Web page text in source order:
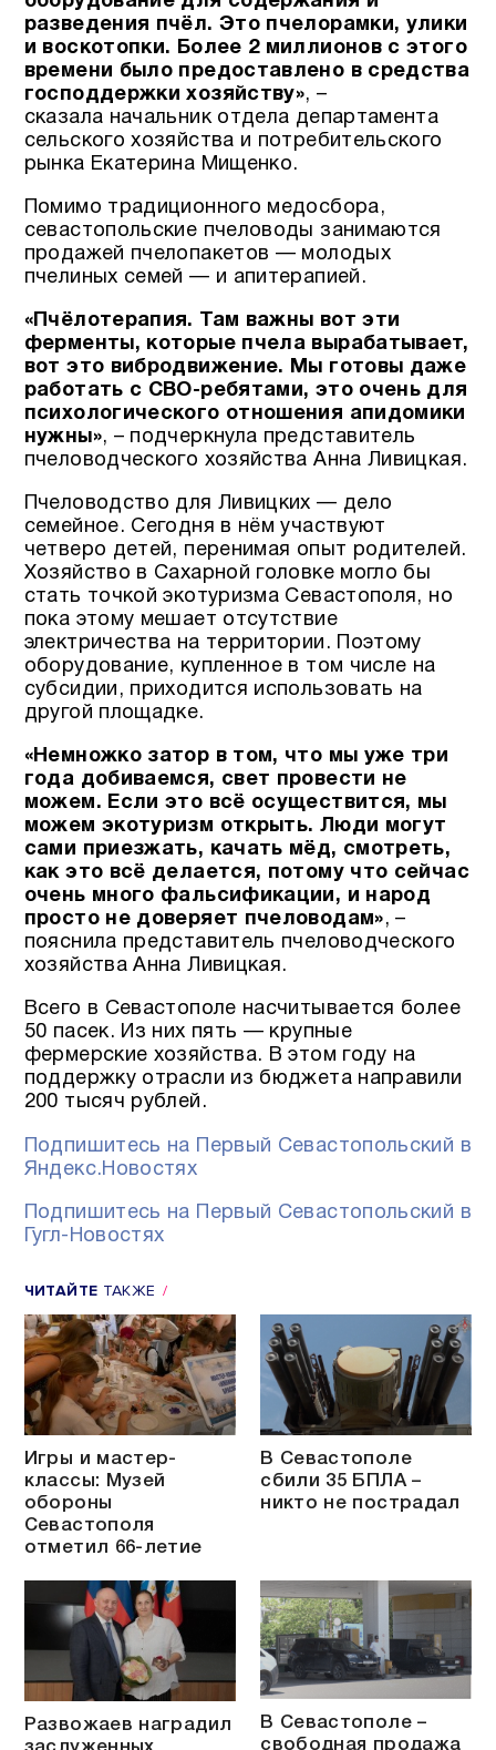
разведения пчёл. Это пчелорамки, улики
и воскотопки. Более 2 миллионов с этого
времени было предоставлено в средства
господдержки хозяйству», –
сказала начальник отдела департамента
сельского хозяйства и потребительского
рынка Екатерина Мищенко.
Помимо традиционного медосбора,
севастопольские пчеловоды занимаются
продажей пчелопакетов — молодых
пчелиных семей — и апитерапией.
«Пчёлотерапия. Там важны вот эти
ферменты, которые пчела вырабатывает,
вот это вибродвижение. Мы готовы даже
работать с СВО-ребятами, это очень для
психологического отношения апидомики
нужны», – подчеркнула представитель
пчеловодческого хозяйства Анна Ливицкая.
Пчеловодство для Ливицких — дело
семейное. Сегодня в нём участвуют
четверо детей, перенимая опыт родителей.
Хозяйство в Сахарной головке могло бы
стать точкой экотуризма Севастополя, но
пока этому мешает отсутствие
электричества на территории. Поэтому
оборудование, купленное в том числе на
субсидии, приходится использовать на
другой площадке.
«Немножко затор в том, что мы уже три
года добиваемся, свет провести не
можем. Если это всё осуществится, мы
можем экотуризм открыть. Люди могут
сами приезжать, качать мёд, смотреть,
как это всё делается, потому что сейчас
очень много фальсификации, и народ
просто не доверяет пчеловодам», –
пояснила представитель пчеловодческого
хозяйства Анна Ливицкая.
Всего в Севастополе насчитывается более
50 пасек. Из них пять — крупные
фермерские хозяйства. В этом году на
поддержку отрасли из бюджета направили
200 тысяч рублей.
Подпишитесь на Первый Севастопольский в
Яндекс.Новостях
Подпишитесь на Первый Севастопольский в
Гугл-Новостях
ЧИТАЙТЕ ТАКЖЕ
Игры и мастер-
классы: Музей
обороны
Севастополя
отметил 66-летие
В Севастополе
сбили 35 БПЛА –
никто не пострадал
Развожаев наградил
В Севастополе –
свободная продажа